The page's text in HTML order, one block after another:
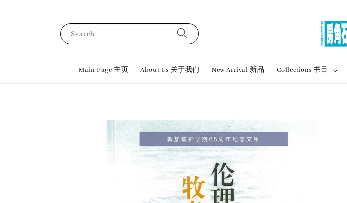
Search
Main Page 主页 About Us 关于我们 New Arrival 新品 Collections 书目